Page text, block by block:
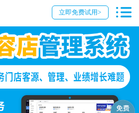
立即免费试用>